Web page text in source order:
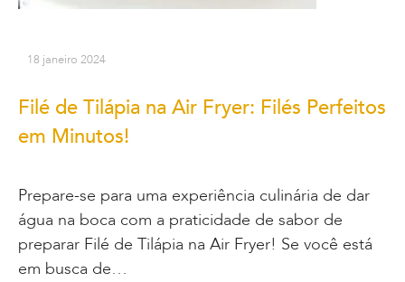
18 janeiro 2024
Filé de Tilápia na Air Fryer: Filés Perfeitos
em Minutos!
Prepare-se para uma experiência culinária de dar
água na boca com a praticidade de sabor de
preparar Filé de Tilápia na Air Fryer! Se você está
em busca de…